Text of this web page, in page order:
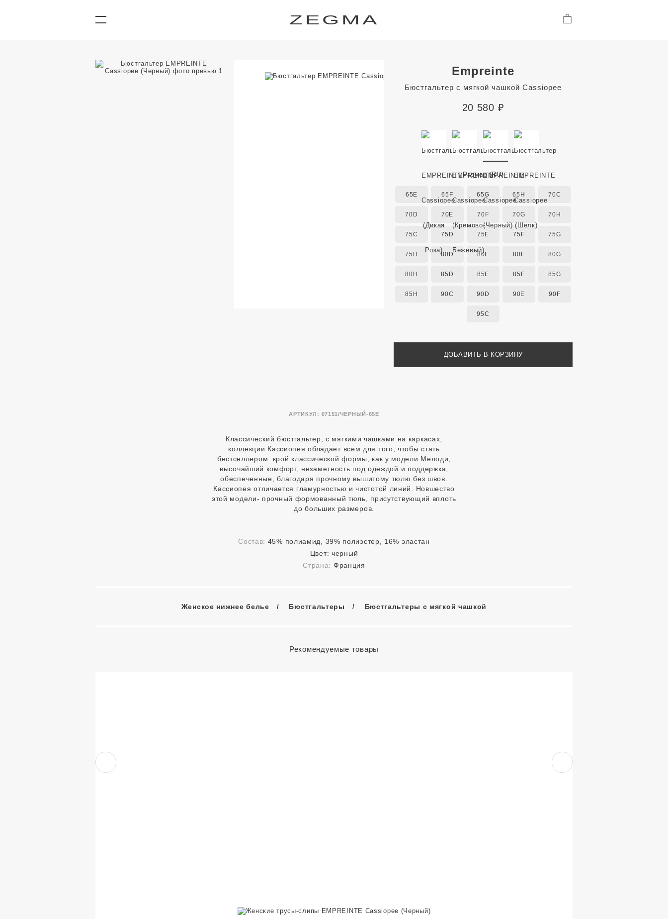
ZEGMA
Empreinte
Бюстгальтер с мягкой чашкой Cassiopee
АРТИКУЛ: 07151/ЧЕРНЫЙ-65E
20 580 ₽
Размер(RU)
65E 65F 65G 65H 70C
70D 70E 70F 70G 70H
75C 75D 75E 75F 75G
75H 80D 80E 80F 80G
80H 85D 85E 85F 85G
85H 90C 90D 90E 90F
95C
ДОБАВИТЬ В КОРЗИНУ
Классический бюстгальтер, с мягкими чашками на каркасах,
коллекции Кассиопея обладает всем для того, чтобы стать
бестселлером: крой классической формы, как у модели Мелоди,
высочайший комфорт, незаметность под одеждой и поддержка,
обеспеченные, благодаря прочному вышитому тюлю без швов.
Кассиопея отличается гламурностью и чистотой линий. Новшество
этой модели- прочный формованный тюль, присутствующий вплоть
до больших размеров.
Состав: 45% полиамид, 39% полиэстер, 16% эластан
Цвет: черный
Страна: Франция
Женское нижнее белье Бюстгальтеры Бюстгальтеры с мягкой чашкой
Рекомендуемые товары